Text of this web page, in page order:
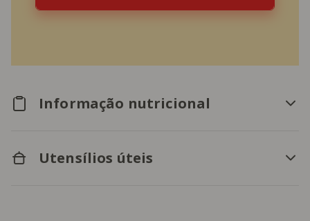
Informação nutricional
Utensílios úteis